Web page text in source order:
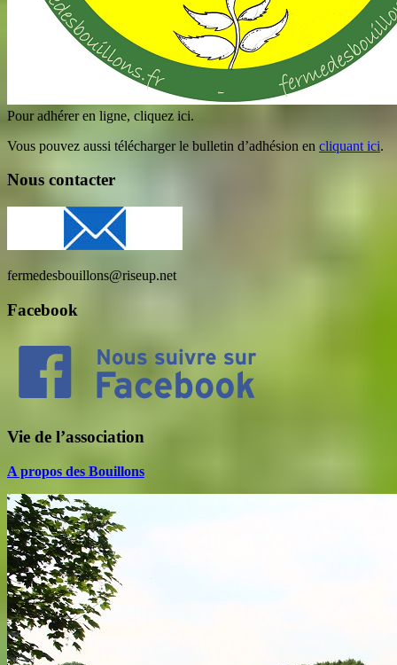
Pour adhérer en ligne, cliquez ici.
Vous pouvez aussi télécharger le bulletin d’adhésion en cliquant ici.
Nous contacter
fermedesbouillons@riseup.net
Facebook
Vie de l’association
A propos des Bouillons